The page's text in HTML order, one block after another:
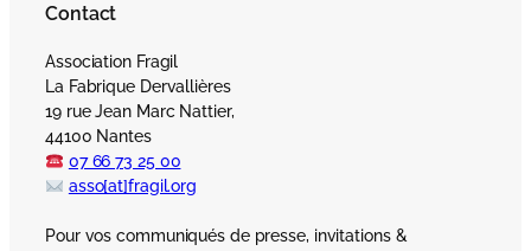
Contact
Association Fragil
La Fabrique Dervallières
19 rue Jean Marc Nattier,
44100 Nantes
07 66 73 25 00
asso[at]fragil.org
Pour vos communiqués de presse, invitations &